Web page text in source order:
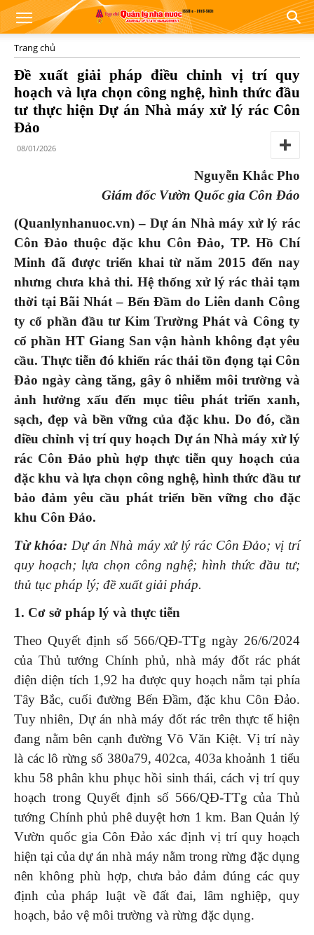
Trang chủ
Đề xuất giải pháp điều chỉnh vị trí quy
hoạch và lựa chọn công nghệ, hình thức đầu
tư thực hiện Dự án Nhà máy xử lý rác Côn
Đảo
08/01/2026
Nguyễn Khắc Pho
Giám đốc Vườn Quốc gia Côn Đảo
(Quanlynhanuoc.vn) – Dự án Nhà máy xử lý rác
Côn Đảo thuộc đặc khu Côn Đảo, TP. Hồ Chí
Minh đã được triển khai từ năm 2015 đến nay
nhưng chưa khả thi. Hệ thống xử lý rác thải tạm
thời tại Bãi Nhát – Bến Đầm do Liên danh Công
ty cổ phần đầu tư Kim Trường Phát và Công ty
cổ phần HT Giang San vận hành không đạt yêu
cầu. Thực tiễn đó khiến rác thải tồn đọng tại Côn
Đảo ngày càng tăng, gây ô nhiễm môi trường và
ảnh hưởng xấu đến mục tiêu phát triển xanh,
sạch, đẹp và bền vững của đặc khu. Do đó, cần
điều chỉnh vị trí quy hoạch Dự án Nhà máy xử lý
rác Côn Đảo phù hợp thực tiễn quy hoạch của
đặc khu và lựa chọn công nghệ, hình thức đầu tư
bảo đảm yêu cầu phát triển bền vững cho đặc
khu Côn Đảo.
Từ khóa: Dự án Nhà máy xử lý rác Côn Đảo; vị trí
quy hoạch; lựa chọn công nghệ; hình thức đầu tư;
thủ tục pháp lý; đề xuất giải pháp.
1. Cơ sở pháp lý và thực tiễn
Theo Quyết định số 566/QĐ-TTg ngày 26/6/2024
của Thủ tướng Chính phủ, nhà máy đốt rác phát
điện diện tích 1,92 ha được quy hoạch nằm tại phía
Tây Bắc, cuối đường Bến Đầm, đặc khu Côn Đảo.
Tuy nhiên, Dự án nhà máy đốt rác trên thực tế hiện
đang nằm bên cạnh đường Võ Văn Kiệt. Vị trí này
là các lô rừng số 380a79, 402ca, 403a khoảnh 1 tiểu
khu 58 phân khu phục hồi sinh thái, cách vị trí quy
hoạch trong Quyết định số 566/QĐ-TTg của Thủ
tướng Chính phủ phê duyệt hơn 1 km. Ban Quản lý
Vườn quốc gia Côn Đảo xác định vị trí quy hoạch
hiện tại của dự án nhà máy nằm trong rừng đặc dụng
nên không phù hợp, chưa bảo đảm đúng các quy
định của pháp luật về đất đai, lâm nghiệp, quy
hoạch, bảo vệ môi trường và rừng đặc dụng.